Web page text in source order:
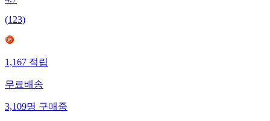
4.7
(123)
1,167적립
무료배송
3,109명구매중